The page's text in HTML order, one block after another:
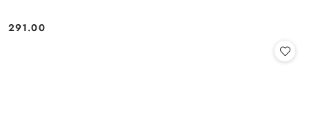
Cena:
291.00